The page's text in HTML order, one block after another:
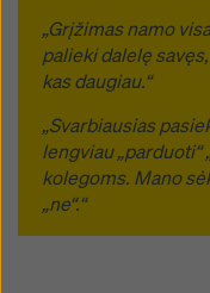
„Grįžimas namo
palieki dalelę
kas daugiau.“
„Svarbiausias
lengviau „parduoti“
kolegoms. Mano
„ne“.“